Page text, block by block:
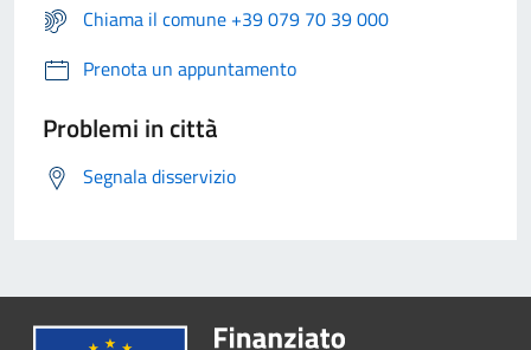
Chiama il comune +39 079 70 39 000
Prenota un appuntamento
Problemi in città
Segnala disservizio